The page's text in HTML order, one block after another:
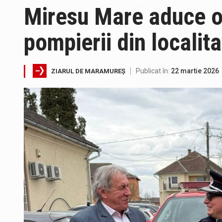
Interval de valabilitate: 05
SIMULARE EXERCITIU. Prin
Directorul OCPI Maramures,
Testarea independentă a
Vremea va fi caniculară.
Miresu Mare aduce
pompierii din
ZIARUL DE MARAMUREȘ Publicat în: 22 martie 2026